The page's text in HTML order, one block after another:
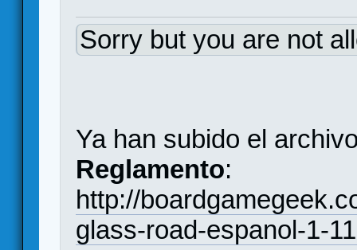
Sorry but you are not
Ya han subido el
Reglamento:
http://
glass-road-espanol-1-